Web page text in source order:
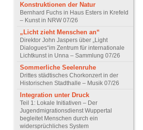
Konstruktionen der Natur
Bernhard Fuchs in Haus Esters in Krefeld
– Kunst in NRW 07/26
„Licht zieht Menschen an“
Direktor John Jaspers über „Light
Dialogues“im Zentrum für internationale
Lichtkunst in Unna – Sammlung 07/26
Sommerliche Seelenruhe
Drittes städtisches Chorkonzert in der
Historischen Stadthalle – Musik 07/26
Integration unter Druck
Teil 1: Lokale Initiativen – Der
Jugendmigrationsdienst Wuppertal
begleitet Menschen durch ein
widersprüchliches System